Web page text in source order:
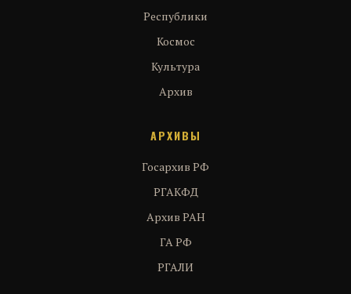
Республики
Космос
Культура
Архив
АРХИВЫ
Госархив РФ
РГАКФД
Архив РАН
ГА РФ
РГАЛИ